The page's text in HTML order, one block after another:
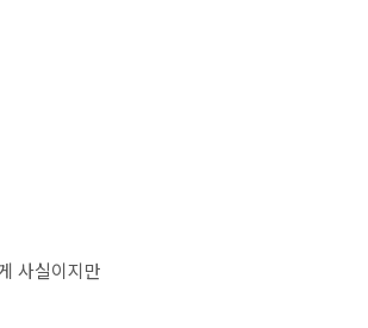
사실이지만